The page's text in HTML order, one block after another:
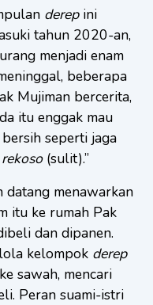
derepini
tahun 2020-an,
menjadi enam
beberapa
Mujiman bercerita,
itu enggak mau
seperti jaga
rekoso(sulit).”
datang menawarkan
itu ke rumah Pak
dan dipanen.
kelompok derep
sawah, mencari
Peran suami-istri